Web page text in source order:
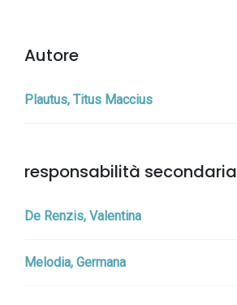
Autore
Plautus, Titus Maccius
responsabilità secondaria
De Renzis, Valentina
Melodia, Germana